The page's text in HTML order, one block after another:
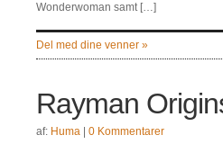
Wonderwoman samt […]
Del med dine venner »
Rayman
af: Huma 0 Kommentarer